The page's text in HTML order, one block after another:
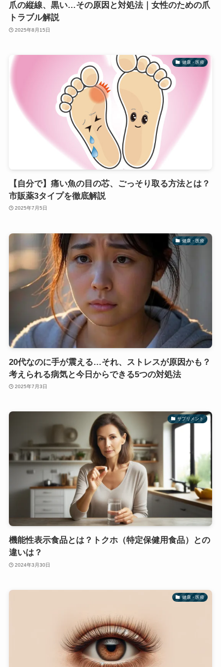
爪の縦線、黒い…その原因と対処法｜女性のための爪
トラブル解説
2025年8月15日
健康・医療
【自分で】痛い魚の目の芯、ごっそり取る方法とは？
市販薬3タイプを徹底解説
2025年7月5日
健康・医療
20代なのに手が震える…それ、ストレスが原因かも？
考えられる病気と今日からできる5つの対処法
2025年7月3日
サプリメント
機能性表示食品とは？トクホ（特定保健用食品）との
違いは？
2024年3月30日
健康・医療